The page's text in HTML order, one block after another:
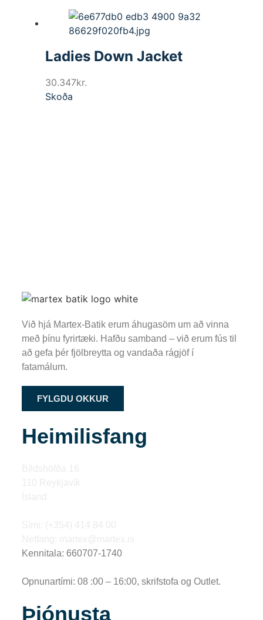
Ladies Down Jacket
30.347kr.
Skoða
Við hjá Martex-Batik erum áhugasöm um að vinna
með þínu fyrirtæki. Hafðu samband – við erum fús til
að gefa þér fjölbreytta og vandaða rágjöf í
fatamálum.
FYLGDU OKKUR
Heimilisfang
Kennitala: 660707-1740
Opnunartími: 08 :00 – 16:00, skrifstofa og Outlet.
Þjónusta